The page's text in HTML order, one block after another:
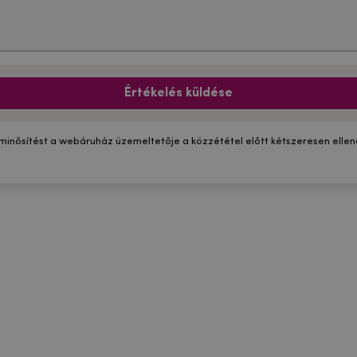
Értékelés küldése
a webáruház üzemeltetője a közzététel előtt kétszeresen